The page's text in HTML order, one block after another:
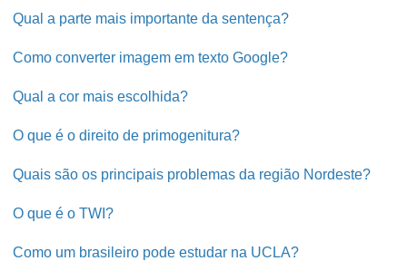
Qual a parte mais importante da sentença?
Como converter imagem em texto Google?
Qual a cor mais escolhida?
O que é o direito de primogenitura?
Quais são os principais problemas da região Nordeste?
O que é o TWI?
Como um brasileiro pode estudar na UCLA?